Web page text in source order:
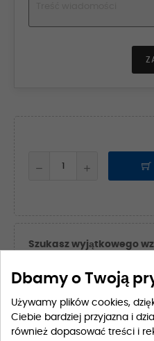
Szukasz wyjątkowego
idealny projekt,
oczekiwań.
NAPISZ DO NAS
Dbamy o Twoją
Używamy plików cookies,
Ciebie bardziej przyjazna i
również dopasować treści i